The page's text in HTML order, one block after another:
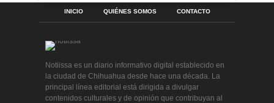
INICIO QUIÉNES SOMOS CONTACTO
Notiissa es un diario informativo digital establecido en
la ciudad de Chihuahua desde hace una década. La
principal línea editorial está dirigida a divulgar
contenidos culturales y de opinión que contribuyan al